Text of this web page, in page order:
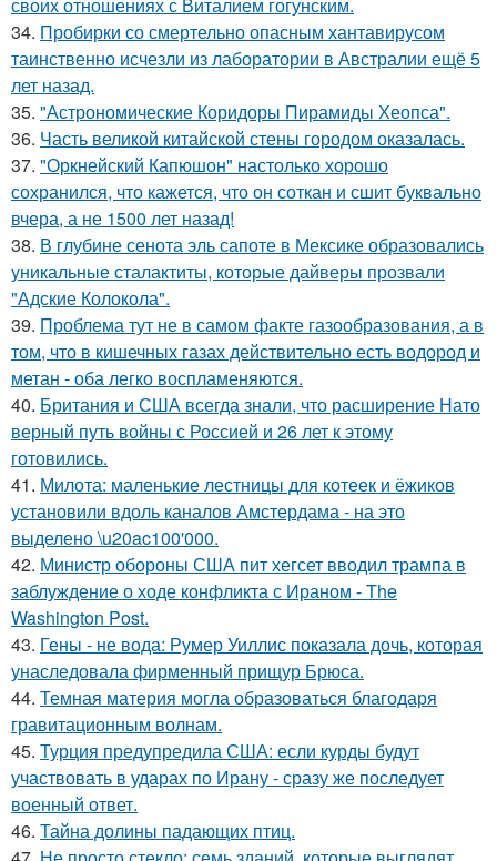
34. Пробирки со смертельно опасным хантавирусом
таинственно исчезли из лаборатории в Австралии ещё 5
лет назад.
35. "Астрономические Коридоры Пирамиды Хеопса".
36. Часть великой китайской стены городом оказалась.
37. "Оркнейский Капюшон" настолько хорошо
сохранился, что кажется, что он соткан и сшит буквально
вчера, а не 1500 лет назад!
38. В глубине сенота эль сапоте в Мексике образовались
уникальные сталактиты, которые дайверы прозвали
"Адские Колокола".
39. Проблема тут не в самом факте газообразования, а в
том, что в кишечных газах действительно есть водород и
метан - оба легко воспламеняются.
40. Британия и США всегда знали, что расширение Нато
верный путь войны с Россией и 26 лет к этому
готовились.
41. Милота: маленькие лестницы для котеек и ёжиков
установили вдоль каналов Амстердама - на это
выделено \u20ac100'000.
42. Министр обороны США пит хегсет вводил трампа в
заблуждение о ходе конфликта с Ираном - The
Washington Post.
43. Гены - не вода: Румер Уиллис показала дочь, которая
унаследовала фирменный прищур Брюса.
44. Темная материя могла образоваться благодаря
гравитационным волнам.
45. Турция предупредила США: если курды будут
участвовать в ударах по Ирану - сразу же последует
военный ответ.
46. Тайна долины падающих птиц.